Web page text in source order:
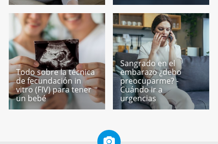
Todo sobre la técnica
de fecundación in
vitro (FIV) para tener
un bebé
Sangrado en el
embarazo ¿debo
preocuparme? -
Cuándo ir a
urgencias